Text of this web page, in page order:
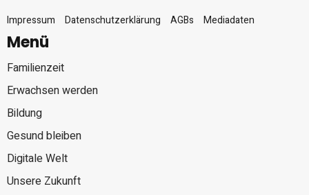
Impressum
Datenschutzerklärung AGBs Mediadaten
Menü
Familienzeit
Erwachsen werden
Bildung
Gesund bleiben
Digitale Welt
Unsere Zukunft